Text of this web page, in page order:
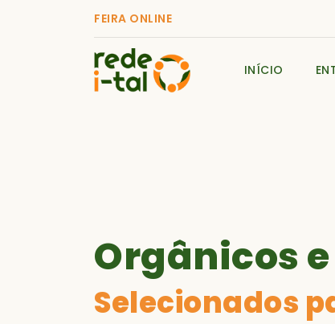
FEIRA ONLINE
INÍCIO
Orgânicos
Selecionados